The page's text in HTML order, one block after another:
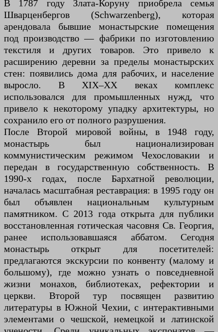
В 1787 году Злата-Коруну приобрела семья
Шварценбергов (Schwarzenberg), которая
арендовала бывшие монастырские помещения
под производство — фабрики по изготовлению
текстиля и других товаров. Это привело к
расширению деревни за пределы монастырских
стен: появились дома для рабочих, и население
выросло. В XIX–XX веках комплекс
использовался для промышленных нужд, что
привело к некоторому упадку архитектуры, но
сохранило его от полного разрушения.
После Второй мировой войны, в 1948 году,
монастырь был национализирован
коммунистическим режимом Чехословакии и
передан в государственную собственность. В
1990-х годах, после Бархатной революции,
началась масштабная реставрация: в 1995 году он
был объявлен национальным культурным
памятником. С 2013 года открыта для публики
восстановленная готическая часовня Св. Георгия,
ранее использовавшаяся аббатом. Сегодня
монастырь открыт для посетителей:
предлагаются экскурсии по конвенту (малому и
большому), где можно узнать о повседневной
жизни монахов, библиотеках, рефектории и
церкви. Второй тур посвящен развитию
литературы в Южной Чехии, с интерактивными
элементами о чешской, немецкой и латинской